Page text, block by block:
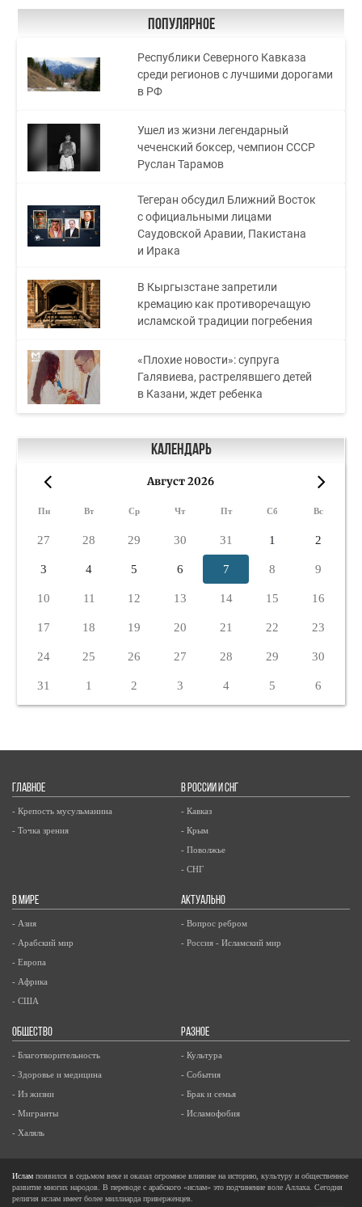
Популярное
Республики Северного Кавказа
среди регионов с лучшими дорогами
в РФ
Ушел из жизни легендарный
чеченский боксер, чемпион СССР
Руслан Тарамов
Тегеран обсудил Ближний Восток
с официальными лицами
Саудовской Аравии, Пакистана
и Ирака
В Кыргызстане запретили
кремацию как противоречащую
исламской традиции погребения
«Плохие новости»: супруга
Галявиева, растрелявшего детей
в Казани, ждет ребенка
Календарь
Август 2026
Пн Вт Ср Чт Пт Сб Вс
27 28 29 30 31 1 2
3 4 5 6 7 8 9
10 11 12 13 14 15 16
17 18 19 20 21 22 23
24 25 26 27 28 29 30
31 1 2 3 4 5 6
ГЛАВНОЕ
- Крепость мусульманина
- Точка зрения
В РОССИИ И СНГ
- Кавказ
- Крым
- Поволжье
- СНГ
В МИРЕ
- Азия
- Арабский мир
- Европа
- Африка
- США
АКТУАЛЬНО
- Вопрос ребром
- Россия - Исламский мир
ОБЩЕСТВО
- Благотворительность
- Здоровье и медицина
- Из жизни
- Мигранты
- Халяль
РАЗНОЕ
- Культура
- События
- Брак и семья
- Исламофобия
Ислам появился в седьмом веке и оказал огромное влияние на историю, культуру и общественное
развитие многих народов. В переводе с арабского «ислам» это подчинение воле Аллаха. Сегодня
религия ислам имеет более миллиарда приверженцев.